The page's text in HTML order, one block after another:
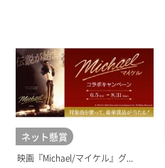
ネット懸賞
映画『Michael/マイケル』グ...